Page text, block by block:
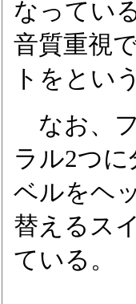
なってい
音質重視
トをとい
なお、
ラル2つ
ベルをヘ
替えるス
ている。